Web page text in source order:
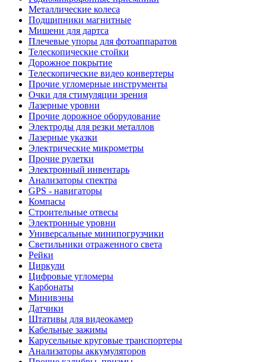
Металлические колеса
Подшипники магнитные
Мишени для дартса
Плечевые упоры для фотоаппаратов
Телескопические стойки
Дорожное покрытие
Телескопические видео конвертеры
Прочие угломерные инструменты
Очки для стимуляции зрения
Лазерные уровни
Прочие дорожное оборудование
Электроды для резки металлов
Лазерные указки
Электрические микрометры
Прочие рулетки
Электронный инвентарь
Анализаторы спектра
GPS - навигаторы
Компасы
Строительные отвесы
Электронные уровни
Универсальные минипогрузчики
Светильники отраженного света
Рейки
Циркули
Цифровые угломеры
Карбонаты
Минивэны
Датчики
Штативы для видеокамер
Кабельные зажимы
Карусельные круговые транспортеры
Анализаторы аккумуляторов